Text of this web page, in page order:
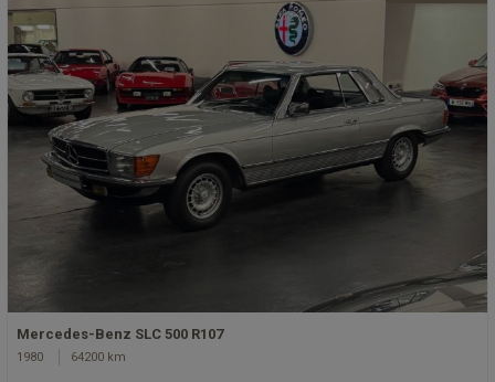
Mercedes-Benz SLC 500 R107
1980 64200 km